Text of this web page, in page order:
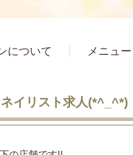
について メニュ
イリスト求人(*^_^*)